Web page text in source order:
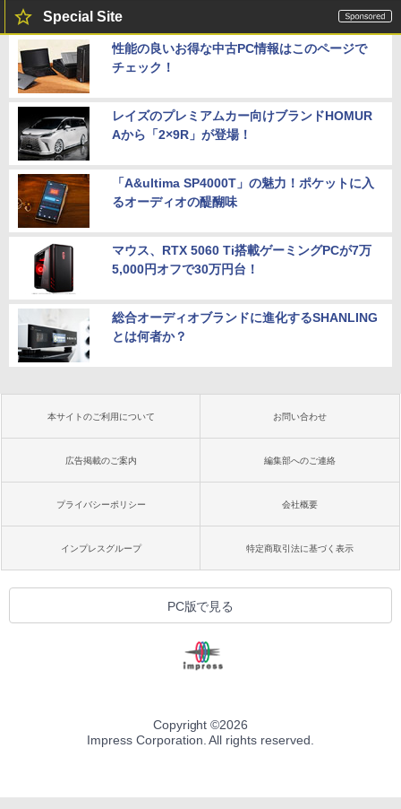
Special Site
性能の良いお得な中古PC情報はこのページで
チェック！
レイズのプレミアムカー向けブランドHOMUR
Aから「2×9R」が登場！
「A&ultima SP4000T」の魅力！ポケットに入
るオーディオの醍醐味
マウス、RTX 5060 Ti搭載ゲーミングPCが7万
5,000円オフで30万円台！
総合オーディオブランドに進化するSHANLING
とは何者か？
本サイトのご利用について お問い合わせ
広告掲載のご案内 編集部へのご連絡
プライバシーポリシー 会社概要
インプレスグループ 特定商取引法に基づく表示
PC版で見る
Copyright ©2026
Impress Corporation. All rights reserved.